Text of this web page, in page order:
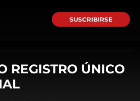
SUSCRIBIRSE
REGISTRO ÚNICO